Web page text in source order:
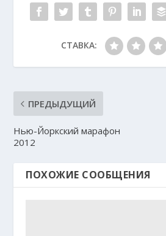
СТАВКА:
ПРЕДЫДУЩИЙ
Нью-Йоркский марафон
2012
ПОХОЖИЕ СООБЩЕНИЯ